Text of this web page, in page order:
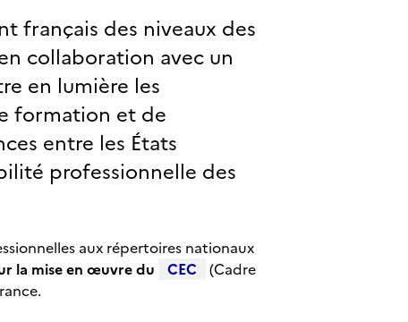
français des niveaux des
collaboration avec un
en lumière les
formation et de
entre les États
professionnelle des
aux répertoires nationaux
la mise en œuvre du CEC (Cadre